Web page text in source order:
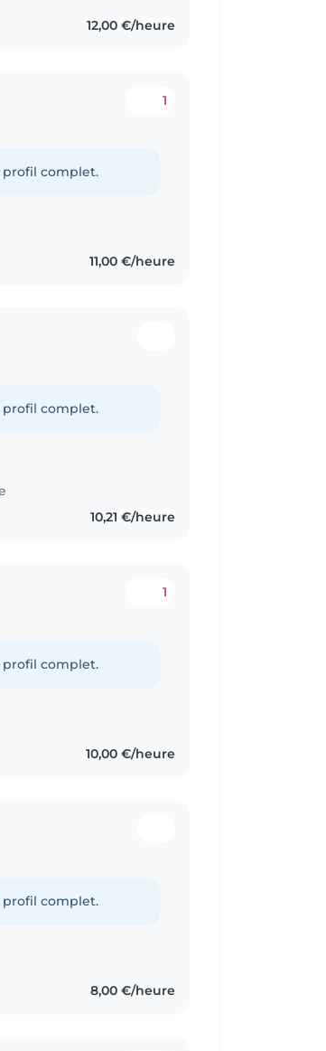
12,00 €/heure
1
profil complet.
11,00 €/heure
profil complet.
10,21 €/heure
1
profil complet.
10,00 €/heure
profil complet.
8,00 €/heure